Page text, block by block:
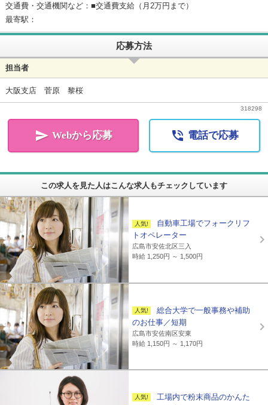
交通費・交通機関など：■交通費支給（月2万円まで）
最寄駅：
応募方法
担当者
大阪支店 菅原 黎桜
318298
 Webから応募  電話で応募
この求人を見た人はこんな求人もチェックしています
自動車工場でフォークリフ
トオペレーター
広島市安佐北区三入
時給 1,250円 ～ 1,500円
総合大学で一般事務や補助
のお仕事／短期
広島市安佐南区安東
時給 1,150円 ～ 1,170円
工場内で粉末商品のかんた